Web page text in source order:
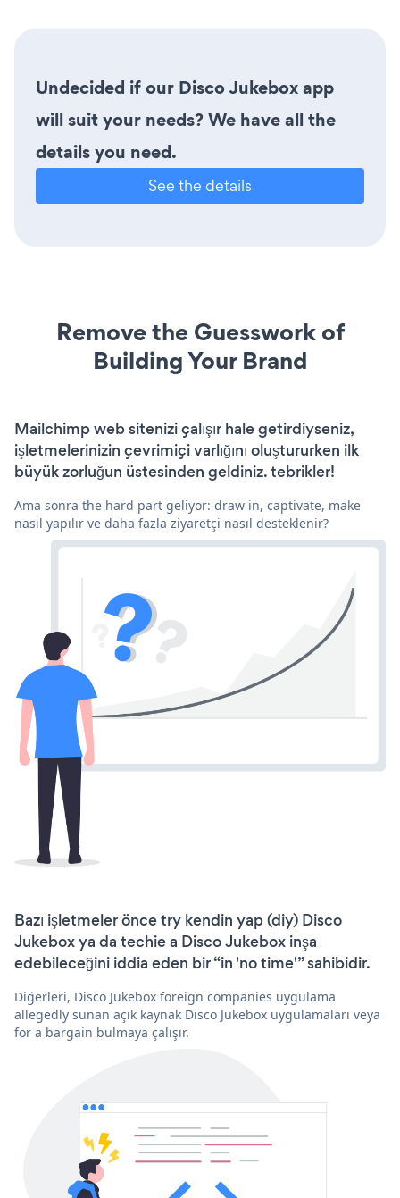
Undecided if our Disco Jukebox app
will suit your needs? We have all the
details you need.
See the details
Remove the Guesswork of
Building Your Brand
Mailchimp web sitenizi çalışır hale getirdiyseniz,
işletmelerinizin çevrimiçi varlığını oluştururken ilk
büyük zorluğun üstesinden geldiniz. tebrikler!
Ama sonra the hard part geliyor: draw in, captivate, make
nasıl yapılır ve daha fazla ziyaretçi nasıl desteklenir?
Bazı işletmeler önce try kendin yap (diy) Disco
Jukebox ya da techie a Disco Jukebox inşa
edebileceğini iddia eden bir “in 'no time'” sahibidir.
Diğerleri, Disco Jukebox foreign companies uygulama
allegedly sunan açık kaynak Disco Jukebox uygulamaları veya
for a bargain bulmaya çalışır.